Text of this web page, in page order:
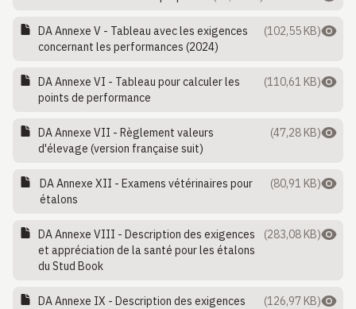
DA Annexe V - Tableau avec les exigences
concernant les performances (2024)
(102,55 KB)
DA Annexe VI - Tableau pour calculer les
points de performance
(110,61 KB)
DA Annexe VII - Règlement valeurs
d'élevage (version française suit)
(47,28 KB)
DA Annexe XII - Examens vétérinaires pour
étalons
(80,91 KB)
DA Annexe VIII - Description des exigences
et appréciation de la santé pour les étalons
du Stud Book
(283,08 KB)
DA Annexe IX - Description des exigences
(126,97 KB)